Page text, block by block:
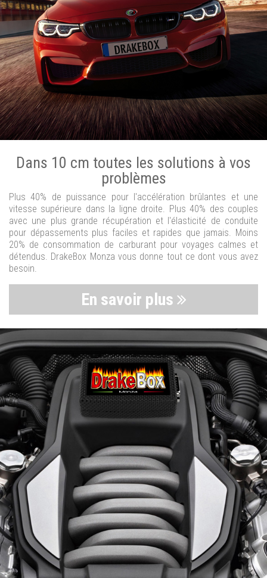
Dans 10 cm toutes les solutions à vos
problèmes
Plus 40% de puissance pour l'accélération brûlantes et une
vitesse supérieure dans la ligne droite. Plus 40% des couples
avec une plus grande récupération et l'élasticité de conduite
pour dépassements plus faciles et rapides que jamais. Moins
20% de consommation de carburant pour voyages calmes et
détendus. DrakeBox Monza vous donne tout ce dont vous avez
besoin.
En savoir plus